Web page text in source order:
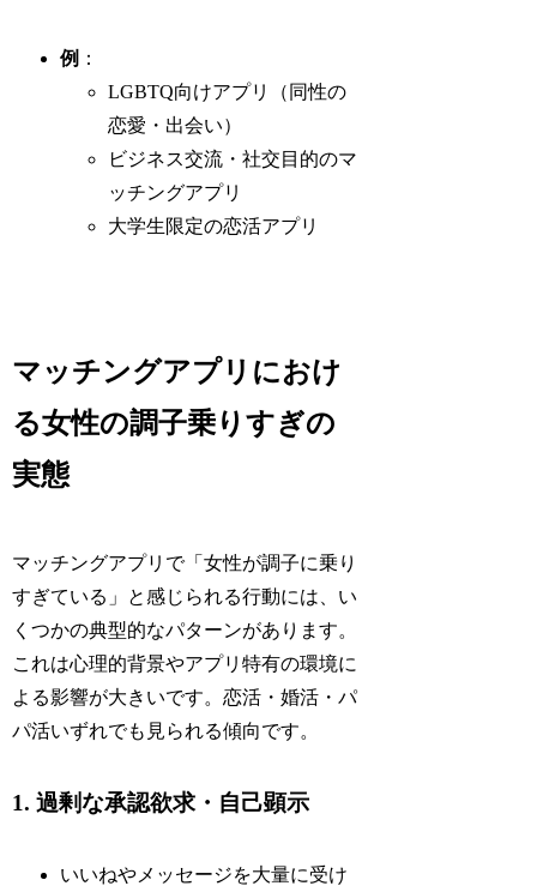
例 ：
LGBTQ向けアプリ（同性の
恋愛・出会い）
ビジネス交流・社交目的のマ
ッチングアプリ
大学生限定の恋活アプリ
マッチングアプリにおけ
る女性の調子乗りすぎの
実態
マッチングアプリで「女性が調子に乗り
すぎている」と感じられる行動には、い
くつかの典型的なパターンがあります。
これは心理的背景やアプリ特有の環境に
よる影響が大きいです。恋活・婚活・パ
パ活いずれでも見られる傾向です。
1. 過剰な承認欲求・自己顕示
いいねやメッセージを大量に受け